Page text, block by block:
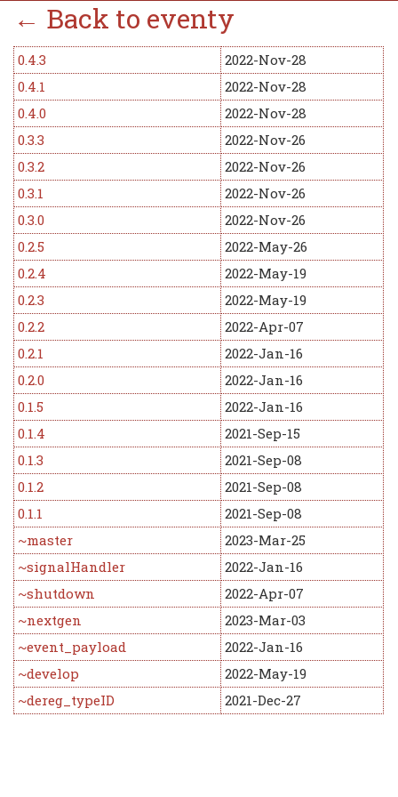
← Back to eventy
0.4.3
2022-Nov-28
0.4.1
2022-Nov-28
0.4.0
2022-Nov-28
0.3.3
2022-Nov-26
0.3.2
2022-Nov-26
0.3.1
2022-Nov-26
0.3.0
2022-Nov-26
0.2.5
2022-May-26
0.2.4
2022-May-19
0.2.3
2022-May-19
0.2.2
2022-Apr-07
0.2.1
2022-Jan-16
0.2.0
2022-Jan-16
0.1.5
2022-Jan-16
0.1.4
2021-Sep-15
0.1.3
2021-Sep-08
0.1.2
2021-Sep-08
0.1.1
2021-Sep-08
~master
2023-Mar-25
~signalHandler
2022-Jan-16
~shutdown
2022-Apr-07
~nextgen
2023-Mar-03
~event_payload
2022-Jan-16
~develop
2022-May-19
~dereg_typeID
2021-Dec-27